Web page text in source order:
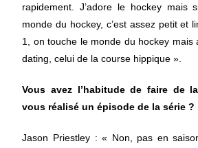
rapidement. J’adore le hockey mais
monde du hockey, c’est assez petit et
1, on touche le monde du hockey mais
dating, celui de la course hippique ».
Vous avez l’habitude de faire de
vous réalisé un épisode de la série ?
Jason Priestley: « Non, pas en